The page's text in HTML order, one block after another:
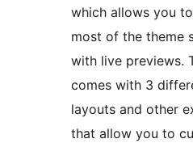
which allows you
most of the theme
with live previews.
comes with 3
layouts and other
that allow you to